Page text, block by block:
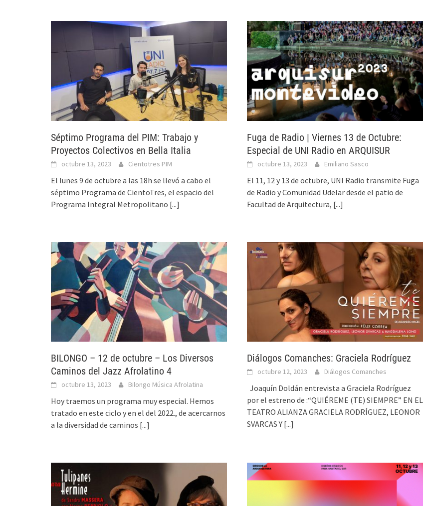
Séptimo Programa del PIM: Trabajo y
Proyectos Colectivos en Bella Italia
octubre 13, 2023 Cientotres PIM
El lunes 9 de octubre a las 18h se llevó a cabo el
séptimo Programa de CientoTres, el espacio del
Programa Integral Metropolitano [...]
Fuga de Radio | Viernes 13 de Octubre:
Especial de UNI Radio en ARQUISUR
octubre 13, 2023 Emiliano Sasco
El 11, 12 y 13 de octubre, UNI Radio transmite Fuga
de Radio y Comunidad Udelar desde el patio de
Facultad de Arquitectura, [...]
BILONGO – 12 de octubre – Los Diversos
Caminos del Jazz Afrolatino 4
octubre 13, 2023 Bilongo Música Afrolatina
Hoy traemos un programa muy especial. Hemos
tratado en este ciclo y en el del 2022., de acercarnos
a la diversidad de caminos [...]
Diálogos Comanches: Graciela Rodríguez
octubre 12, 2023 Diálogos Comanches
Joaquín Doldán entrevista a Graciela Rodríguez
por el estreno de :“QUIÉREME (TE) SIEMPRE” EN EL
TEATRO ALIANZA GRACIELA RODRÍGUEZ, LEONOR
SVARCAS Y [...]